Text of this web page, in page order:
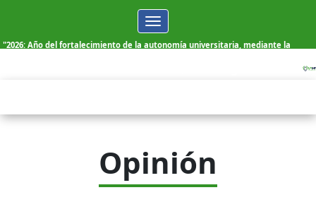
Toggle
navigation
"2026: Año del fortalecimiento de la autonomía universitaria, mediante la
Viernes, 07 de Agosto de 2026
Opinión